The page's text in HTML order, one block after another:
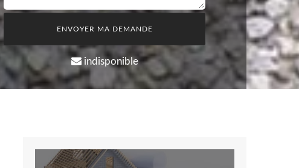
indisponible